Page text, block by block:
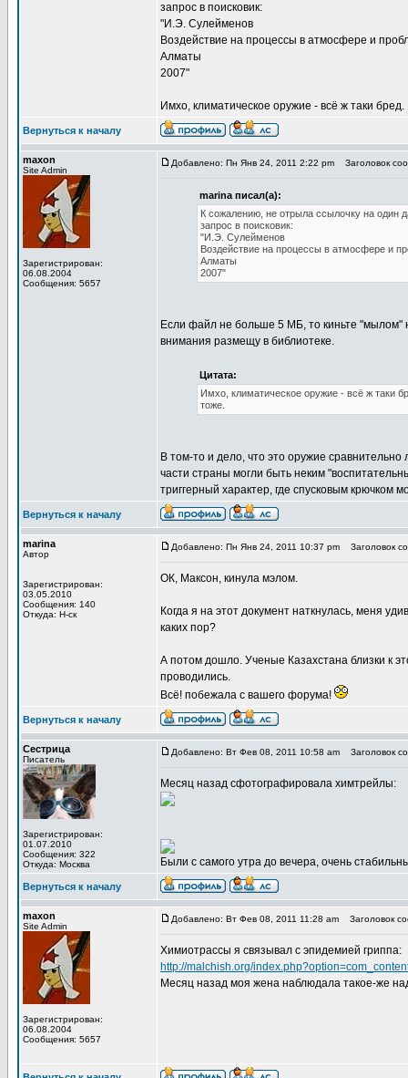
запрос в поисковик:
"И.Э. Сулейменов
Воздействие на процессы в атмосфере и
Алматы
2007"
Имхо, климатическое оружие - всё ж таки
Вернуться к началу
maxon
Site Admin
Зарегистрирован:
06.08.2004
Сообщения: 5657
Добавлено: Пн Янв 24, 2011 2:22 pm Заголовок
marina писал(а):
К сожалению, не отрыла ссылочку на один
запрос в поисковик:
"И.Э. Сулейменов
Воздействие на процессы в атмосфере и
Алматы
2007"
Если файл не больше 5 МБ, то киньте "мылом"
внимания размещу в библиотеке.
Цитата:
Имхо, климатическое оружие - всё ж таки
тоже.
В том-то и дело, что это оружие
части страны могли быть неким
триггерный характер, где спусковым крючком
Вернуться к началу
marina
Автор
Зарегистрирован:
03.05.2010
Сообщения: 140
Откуда: Н-ск
Добавлено: Пн Янв 24, 2011 10:37 pm Заголовок
ОК, Максон, кинула мэлом.
Когда я на этот документ наткнулась, меня
каких пор?
А потом дошло. Ученые Казахстана близки к
проводились.
Всё! побежала с вашего форума!
Вернуться к началу
Сестрица
Писатель
Зарегистрирован:
01.07.2010
Сообщения: 322
Откуда: Москва
Добавлено: Вт Фев 08, 2011 10:58 am Заголовок
Месяц назад сфотографировала химтрейлы:
Были с самого утра до вечера, очень
Вернуться к началу
maxon
Site Admin
Зарегистрирован:
06.08.2004
Сообщения: 5657
Добавлено: Вт Фев 08, 2011 11:28 am Заголовок
Химиотрассы я связывал с эпидемией гриппа:
http://malchish.org/
Месяц назад моя жена наблюдала такое-же